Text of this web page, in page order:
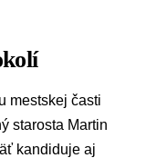
mestskej časti
starosta Martin
kandiduje aj